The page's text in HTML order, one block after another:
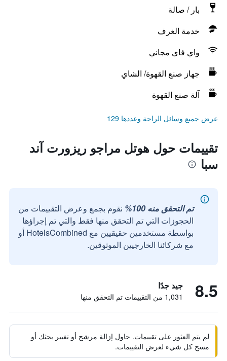
بار / صالة
خدمة الغرف
واي فاي مجاني
جهاز صنع القهوة/ الشاي
آلة صنع القهوة
عرض جميع وسائل الراحة وعددها 129
تقييمات حول هوتل مراجو ريزورت آند
سبا
تم التحقق منه 100%
نقوم بجمع وعرض التقييمات من
الحجوزات التي تم التحقق منها فقط والتي تم إجراؤها
بواسطة مستخدمين حقيقيين مع HotelsCombined أو
مع شركائنا الخارجيين الموثوقين.
8.5 جيد جدًا
1,031 من التقييمات تم التحقق منها
لم يتم العثور على تقييمات. حاول إزالة مرشح أو تغيير بحثك أو
مسح كل شيء لعرض التقييمات.